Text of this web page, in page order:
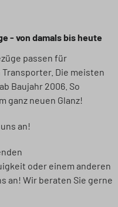
- von damals bis heute
passen für
Die meisten
Baujahr 2006. So
ganz neuen Glanz!
an!
oder einem anderen
an! Wir beraten Sie gerne